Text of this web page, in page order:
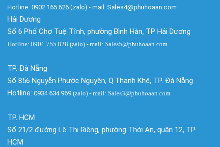
Hotline: 0902 165 626 (zalo) - mail: Sales4@phuhoaan.com
Hải Dương
Số 6 Phố Chợ Tuệ Tĩnh, phường Bình Hàn, TP Hải Dương
Hotline: 0901 755 828 (zalo) - mail: Sales5@phuhoaan.com
TP. Đà Nẵng
Số 856 Nguyễn Phước Nguyên, Q.Thanh Khê, TP. Đà Nẵng
Hotline: 0934 634 969 (zalo) - mail: Sales3@phuhoaan.com
TP. HCM
Số 21/2 đường Lê Thị Riêng, phường Thới An, quận 12, TP
HCM